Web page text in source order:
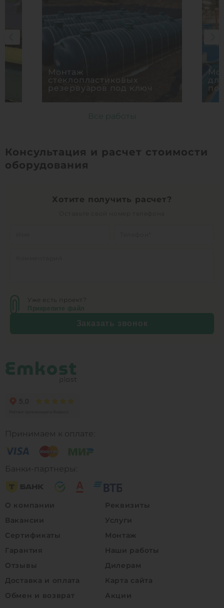
Монтаж
стеклопластиковых
резервуаров под ключ
Все работы
Консультация и расчет стоимости
оборудования
Хотите получить расчет?
Уже есть проект?
Прикрепите файл
Заказать звонок
Принимаем к оплате:
Банки-партнеры:
О компании
Вакансии
Сертификаты
Гарантия
Отзывы
Доставка и оплата
Обмен и возврат
Реквизиты
Услуги
Монтаж
Наши работы
Дилерам
Карта сайта
Акции